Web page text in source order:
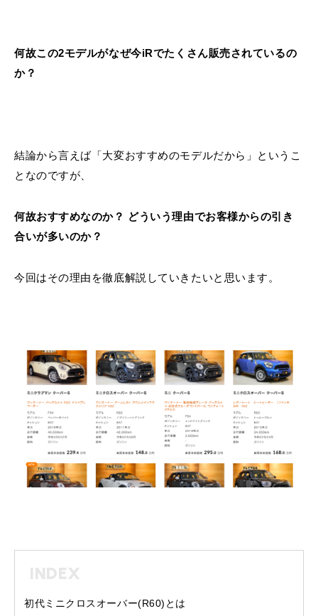
何故この2モデルがなぜ今iRでたくさん販売されているの
か？
結論から言えば「大変おすすめのモデルだから」というこ
となのですが、
何故おすすめなのか？ どういう理由でお客様からの引き
合いが多いのか？
今回はその理由を徹底解説していきたいと思います。
INDEX
初代ミニクロスオーバー(R60)とは